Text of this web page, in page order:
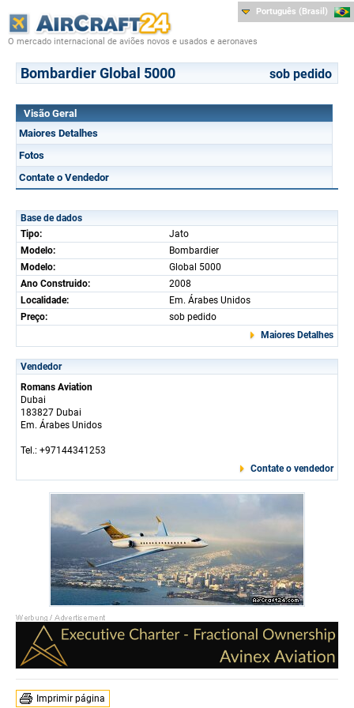
O mercado internacional de aviões novos e usados e aeronaves
Português (Brasil)
Bombardier Global 5000 sob pedido
Visão Geral
Maiores Detalhes
Fotos
Contate o Vendedor
Base de dados
Tipo:
Jato
Modelo:
Bombardier
Modelo:
Global 5000
Ano Construido:
2008
Localidade:
Em. Árabes Unidos
Preço:
sob pedido
Maiores Detalhes
Vendedor
Romans Aviation
Dubai
183827 Dubai
Em. Árabes Unidos
Tel.: +97144341253
Contate o vendedor
Imprimir página